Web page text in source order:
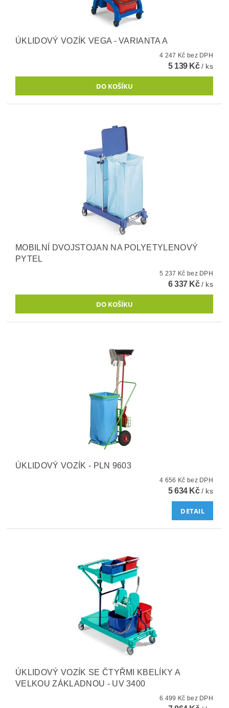
ÚKLIDOVÝ VOZÍK VEGA - VARIANTA A
4 247 Kč bez DPH
5 139 Kč/ ks
MOBILNÍ DVOJSTOJAN NA POLYETYLENOVÝ
PYTEL
5 237 Kč bez DPH
6 337 Kč/ ks
ÚKLIDOVÝ VOZÍK - PLN 9603
4 656 Kč bez DPH
5 634 Kč/ ks
DETAIL
ÚKLIDOVÝ VOZÍK SE ČTYŘMI KBELÍKY A
VELKOU ZÁKLADNOU - UV 3400
6 499 Kč bez DPH